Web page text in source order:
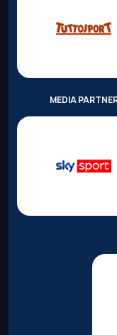
MEDIA